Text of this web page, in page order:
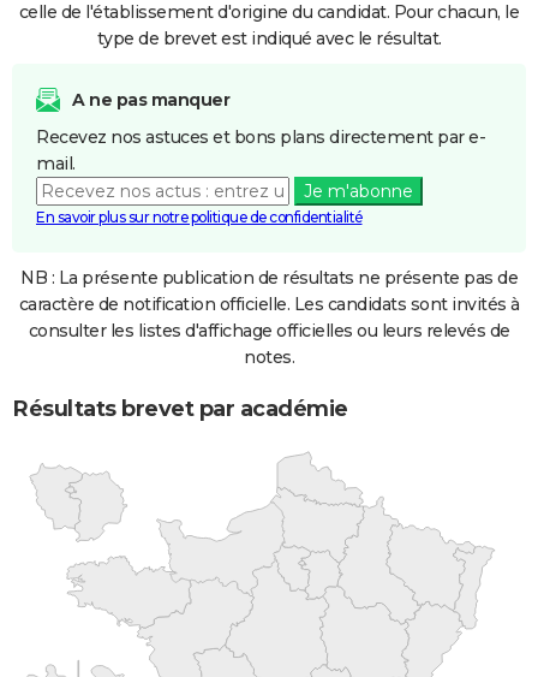
celle de l'établissement d'origine du candidat. Pour chacun, le
type de brevet est indiqué avec le résultat.
A ne pas manquer
Recevez nos astuces et bons plans directement par e-
mail.
Je m'abonne
En savoir plus sur notre politique de confidentialité
NB : La présente publication de résultats ne présente pas de
caractère de notification officielle. Les candidats sont invités à
consulter les listes d'affichage officielles ou leurs relevés de
notes.
Résultats brevet par académie